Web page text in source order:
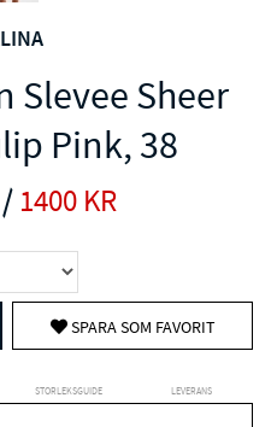
Slevee Sheer
Pink, 38
1400KR
SPARA SOM FAVORIT
STORLEKSGUIDE LEVERANS